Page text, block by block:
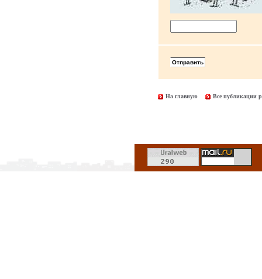
На главную Все публикации